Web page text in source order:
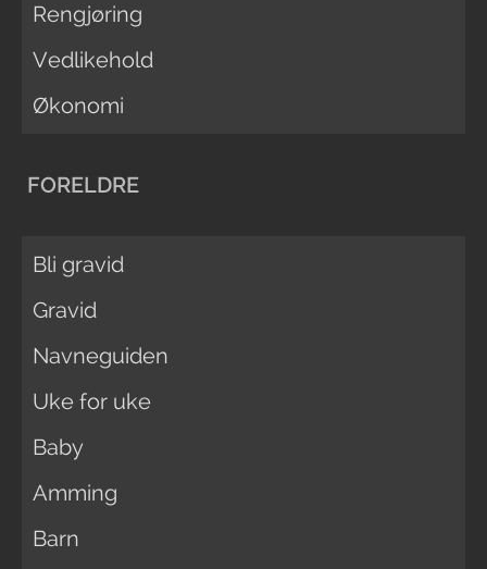
Rengjøring
Vedlikehold
Økonomi
FORELDRE
Bli gravid
Gravid
Navneguiden
Uke for uke
Baby
Amming
Barn